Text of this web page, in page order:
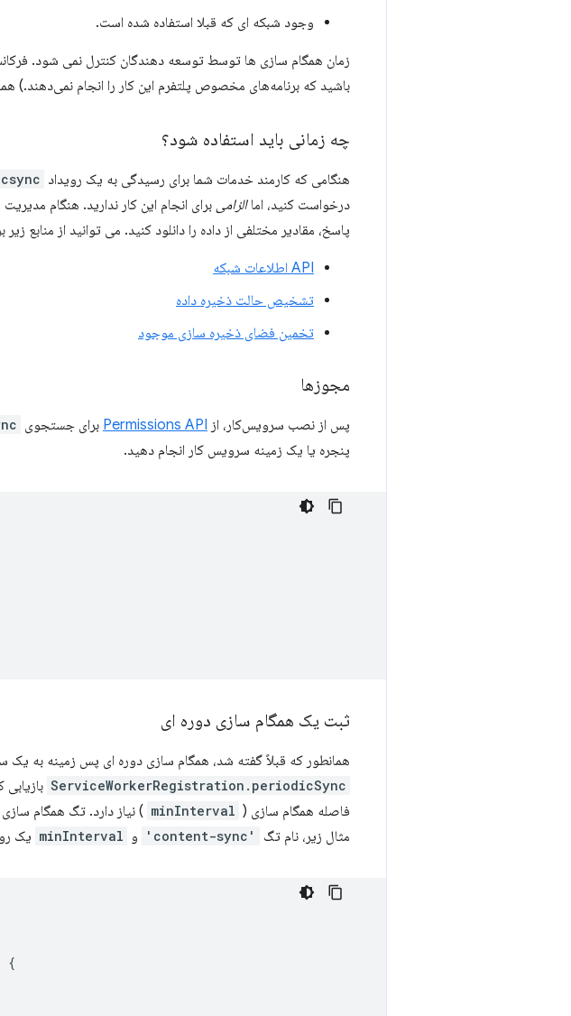
وجود شبکه ای که قبلا استفاده شده است.
زمان همگام سازی ها توسط توسعه دهندگان کنترل نمی شود.
باشید که برنامه‌های مخصوص پلتفرم این کار را انجام
چه زمانی باید استفاده شود؟
هنگامی که کارمند خدمات شما برای رسیدگی به یک رویداد
درخواست کنید، اماالزامی برای انجام این کار ندارید. هنگام
پاسخ، مقادیر مختلفی از داده را دانلود کنید. می توانید از منابع
API اطلاعات شبکه
تشخیص حالت ذخیره داده
تخمین فضای ذخیره سازی موجود
مجوزها
پس از نصب سرویس‌کار، از Permissions API برای جستجوی
پنجره یا یک زمینه سرویس کار انجام دهید.
ثبت یک همگام سازی دوره ای
همانطور که قبلاً گفته شد، همگام سازی دوره ای پس زمینه به یک
ServiceWorkerRegistration.periodicSync بازیابی
فاصله همگام سازی ( minInterval ) نیاز دارد. تگ همگام
مثال زیر، نام تگ
'content-sync' و minInterval یک
{